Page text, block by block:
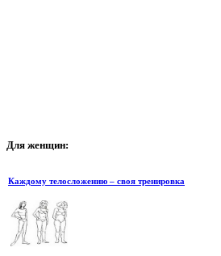
Для женщин:
Каждому телосложению – своя тренировка